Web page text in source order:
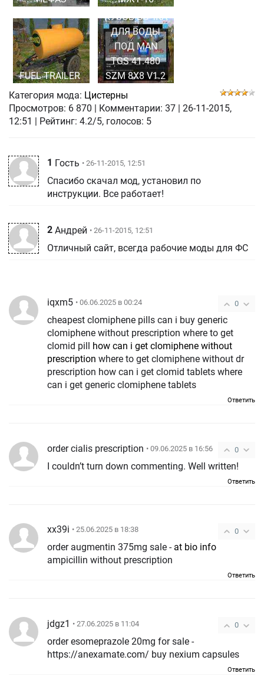
FUEL TRAILER
КУЗОВ-БОЧКА
ДЛЯ ВОДЫ
ПОД MAN
TGS 41.480
SZM 8X8 V1.2
Категория мода: Цистерны
Просмотров: 6 870 Комментарии: 37
26-11-2015,
12:51
| Рейтинг: 4.2/5, голосов: 5
1 Гость • 26-11-2015, 12:51
Спасибо скачал мод, установил по
инструкции. Все работает!
2 Андрей • 26-11-2015, 12:51
Отличный сайт, всегда рабочие моды для ФС
0
iqxm5 • 06.06.2025 в 00:24
cheapest clomiphene pills can i buy generic
clomiphene without prescription where to get
clomid pill how can i get clomiphene without
prescription where to get clomiphene without dr
prescription how can i get clomid tablets where
can i get generic clomiphene tablets
Ответить
0
order cialis prescription • 09.06.2025 в 16:56
I couldn’t turn down commenting. Well written!
Ответить
0
xx39i • 25.06.2025 в 18:38
order augmentin 375mg sale - at bio info
ampicillin without prescription
Ответить
0
jdgz1 • 27.06.2025 в 11:04
order esomeprazole 20mg for sale -
https://anexamate.com/ buy nexium capsules
Ответить